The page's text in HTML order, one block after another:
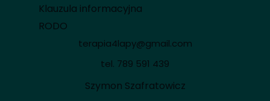
Klauzula informacyjna
RODO
terapia4lapy@gmail.com
tel. 789 591 439
Szymon Szafratowicz